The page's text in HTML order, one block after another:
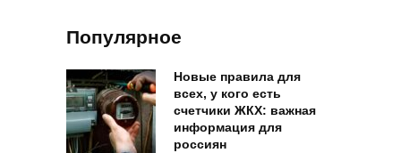
Популярное
Новые правила для
всех, у кого есть
счетчики ЖКХ: важная
информация для
россиян